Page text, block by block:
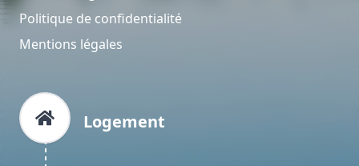
Politique de confidentialité
Mentions légales
Logement